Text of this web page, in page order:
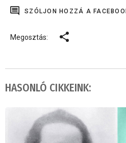
SZÓLJON HOZZÁ A
Megosztás:
HASONLÓ CIKKEINK: